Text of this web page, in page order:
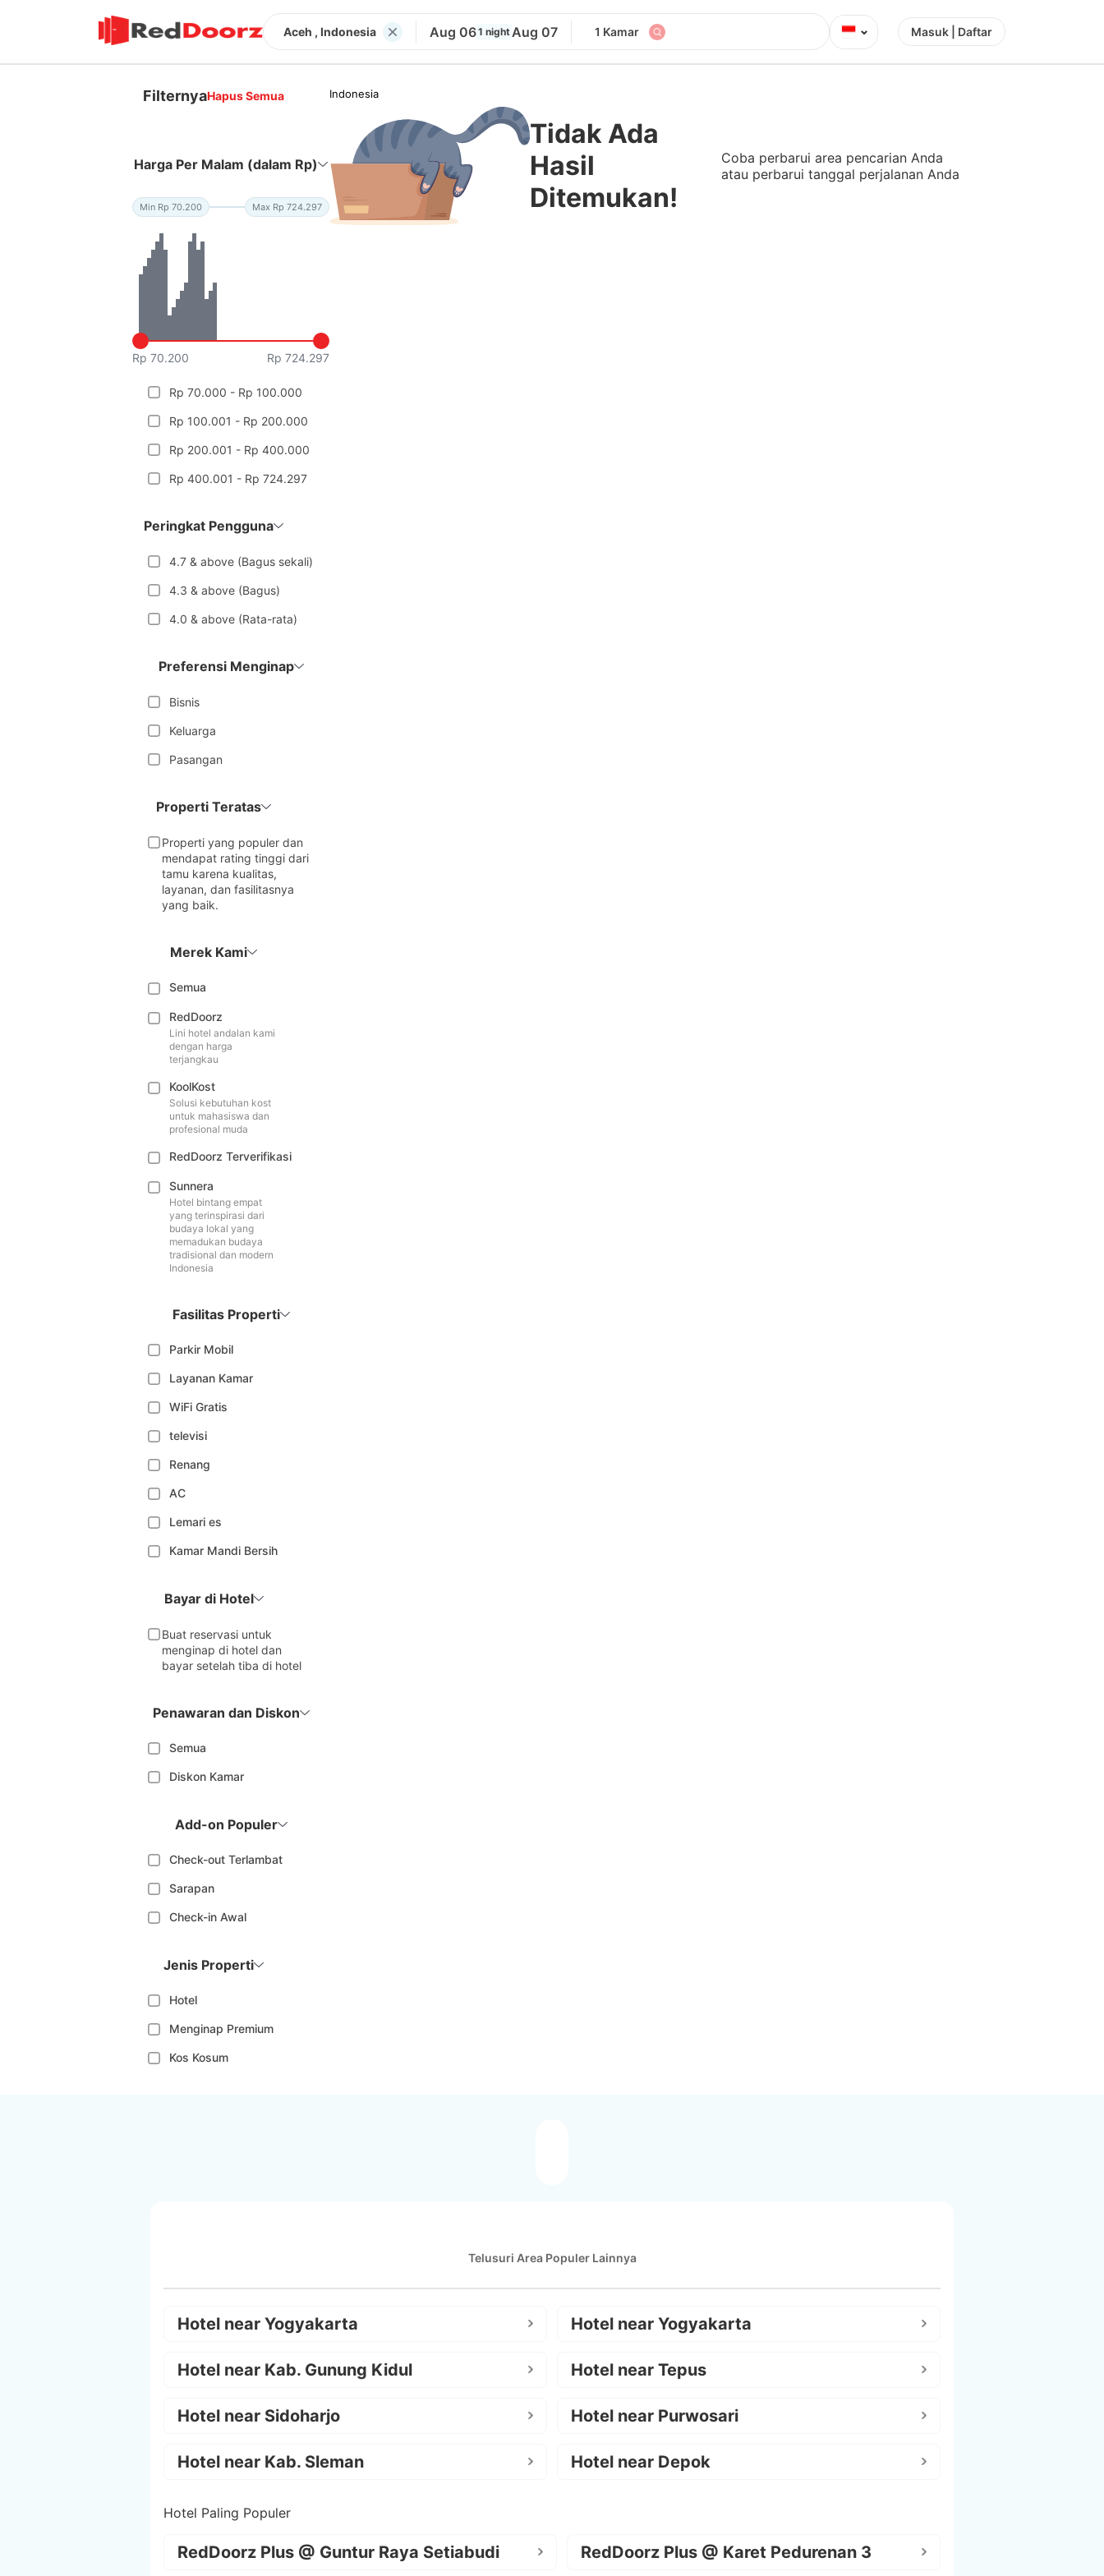
Aceh , Indonesia Aug 061 night Aug 07 1 Kamar ⌄ Masuk | Daftar
FilternyaHapus Semua
Harga Per Malam (dalam Rp)
Min Rp 70.200 Max Rp 724.297
Rp 70.200 Rp 724.297
Rp 70.000 - Rp 100.000
Rp 100.001 - Rp 200.000
Rp 200.001 - Rp 400.000
Rp 400.001 - Rp 724.297
Peringkat Pengguna
4.7 & above (Bagus sekali)
4.3 & above (Bagus)
4.0 & above (Rata-rata)
Preferensi Menginap
Bisnis
Keluarga
Pasangan
Properti Teratas
Properti yang populer dan
mendapat rating tinggi dari
tamu karena kualitas,
layanan, dan fasilitasnya
yang baik.
Merek Kami
Semua
RedDoorz
Lini hotel andalan kami
dengan harga
terjangkau
KoolKost
Solusi kebutuhan kost
untuk mahasiswa dan
profesional muda
RedDoorz Terverifikasi
Sunnera
Hotel bintang empat
yang terinspirasi dari
budaya lokal yang
memadukan budaya
tradisional dan modern
Indonesia
Fasilitas Properti
Parkir Mobil
Layanan Kamar
WiFi Gratis
televisi
Renang
AC
Lemari es
Kamar Mandi Bersih
Bayar di Hotel
Buat reservasi untuk
menginap di hotel dan
bayar setelah tiba di hotel
Penawaran dan Diskon
Semua
Diskon Kamar
Add-on Populer
Check-out Terlambat
Sarapan
Check-in Awal
Jenis Properti
Hotel
Menginap Premium
Kos Kosum
Indonesia
Tidak Ada
Hasil
Ditemukan!
Coba perbarui area pencarian Anda
atau perbarui tanggal perjalanan Anda
Telusuri Area Populer Lainnya
Hotel near Yogyakarta Hotel near Yogyakarta
Hotel near Kab. Gunung Kidul Hotel near Tepus
Hotel near Sidoharjo Hotel near Purwosari
Hotel near Kab. Sleman Hotel near Depok
Hotel Paling Populer
RedDoorz Plus @ Guntur Raya Setiabudi RedDoorz Plus @ Karet Pedurenan 3